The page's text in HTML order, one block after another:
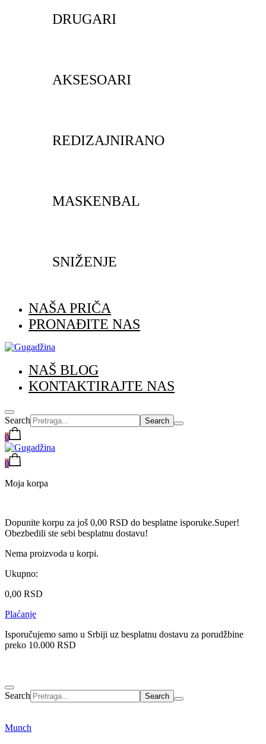
DRUGARI
AKSESOARI
REDIZAJNIRANO
MASKENBAL
SNIŽENJE
NAŠA PRIČA
PRONAĐITE NAS
NAŠ BLOG
KONTAKTIRAJTE NAS
Search
0
0
Moja korpa
Dopunite korpu za još 0,00 RSD do besplatne isporuke.Super!
Obezbedili ste sebi besplatnu dostavu!
Nema proizvoda u korpi.
Ukupno:
0,00 RSD
Plaćanje
Isporučujemo samo u Srbiji uz besplatnu dostavu za porudžbine
preko 10.000 RSD
Search
Munch